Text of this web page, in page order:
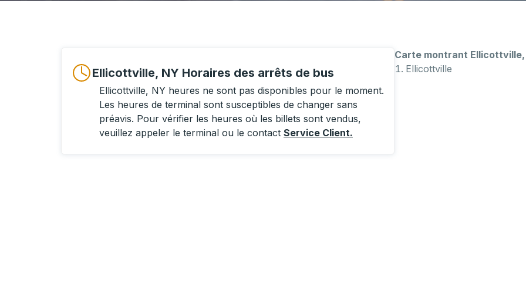
Ellicottville, NY Horaires des arrêts de bus
Ellicottville, NY heures ne sont pas disponibles pour le moment.
Les heures de terminal sont susceptibles de changer sans
préavis. Pour vérifier les heures où les billets sont vendus,
veuillez appeler le terminal ou le contact Service Client.
Carte montrant Ellicottville,
Ellicottville